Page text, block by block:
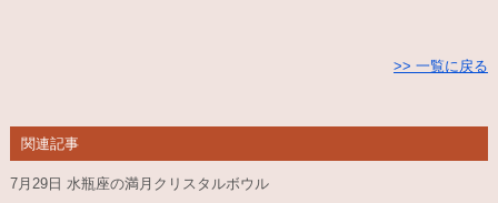
>> 一覧に戻る
関連記事
7月29日 水瓶座の満月クリスタルボウル